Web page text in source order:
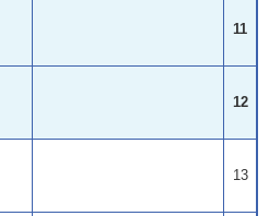
11
12
13